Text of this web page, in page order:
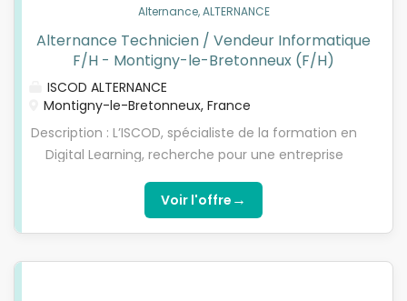
Alternance, ALTERNANCE
Alternance Technicien / Vendeur Informatique
F/H - Montigny-le-Bretonneux (F/H)
ISCOD ALTERNANCE
Montigny-le-Bretonneux, France
Description : L’ISCOD, spécialiste de la formation en
Digital Learning, recherche pour une entreprise
un(e)Technicien / Vendeur Informatique F/H à
Montigny le Bretonneux en contrat d'apprentissage,
reconnues par l'Etat de niveau 5 à niveau 7 (Bac+2,
Voir l'offre →